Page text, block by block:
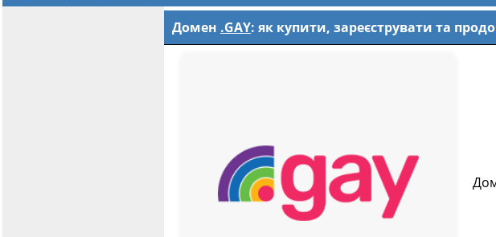
Домен .GAY: як купити, зареєструвати та